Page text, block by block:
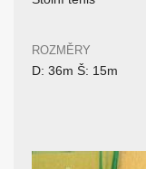
ROZMĚRY
D: 36m Š: 15m